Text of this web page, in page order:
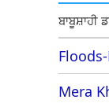
ਬਾਬੂਸ਼ਾਹੀ
Mera